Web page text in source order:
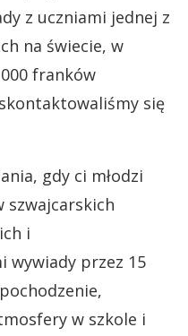
z uczniami jednej z
na świecie, w
franków
się
gdy ci młodzi
szwajcarskich
i
wywiady przez 15
w szkole i